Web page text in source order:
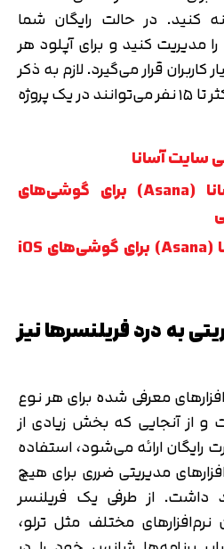
کنید. در حالت رایگان شما
مدیریت کنید و برای آپلود هر
اختیار کاربران قرار می‌گیرد. لازم به ذکر
است در حالت رایگان حداکثر تا ۱۵ نفر می‌توانند در یک پروژه
سایت آسانا
دانلود رایگان آسانا (Asana) برای گوشی‌های
دانلود رایگان آسانا (Asana) برای گوشی‌های iOS
به درد فریلنسرها نیز
معرفی شده برای هر نوع
از آنجایی که بخش زیادی از
رایگان ارائه می‌شود، استفاده
مدیریتی ضرری برای هیچ
داشت. از طرفی یک فریلنسر
مختلف مثل ترلو،